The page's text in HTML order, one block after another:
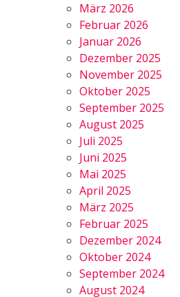
März 2026
Februar 2026
Januar 2026
Dezember 2025
November 2025
Oktober 2025
September 2025
August 2025
Juli 2025
Juni 2025
Mai 2025
April 2025
März 2025
Februar 2025
Dezember 2024
Oktober 2024
September 2024
August 2024